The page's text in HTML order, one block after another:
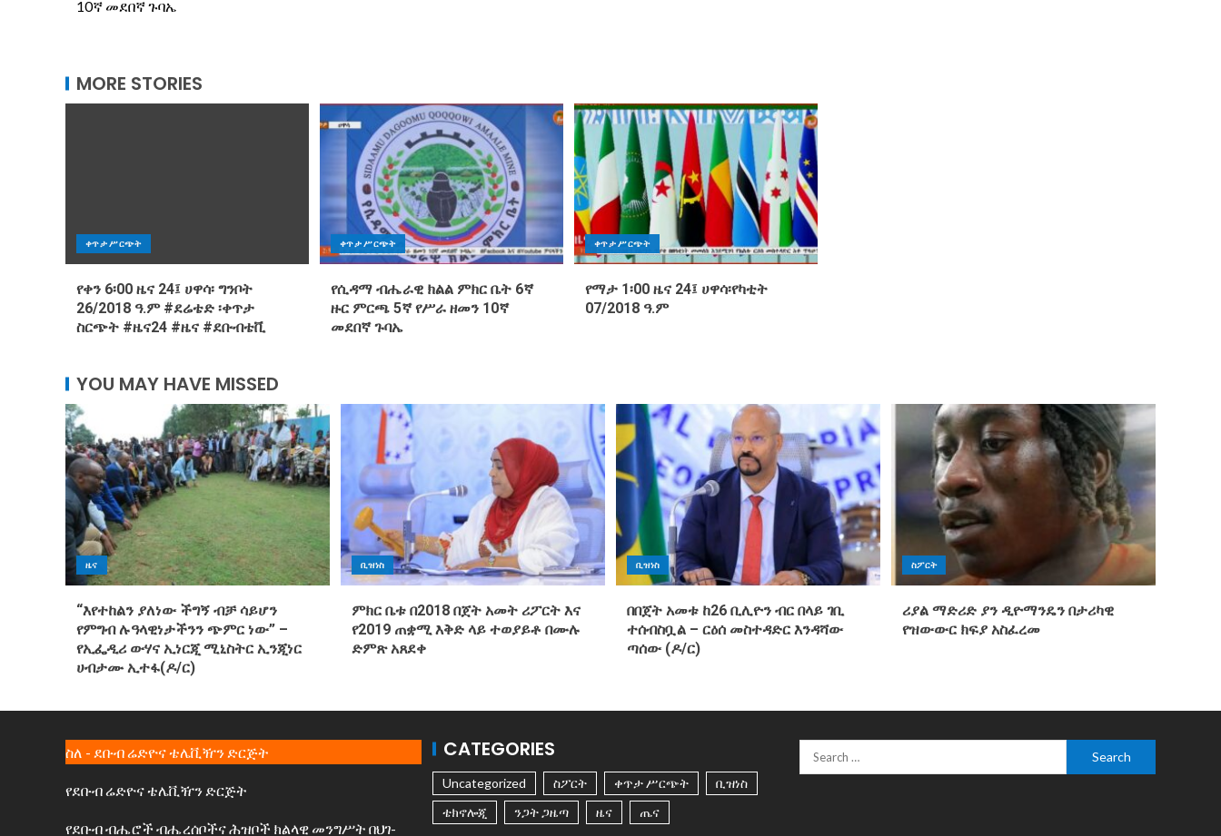
10ኛ መደበኛ ጉባኤ
MORE STORIES
ቀጥታ ሥርጭት
የቀን 6፡00 ዜና 24፤ ሀዋሳ፡ ግንቦት
26/2018 ዓ.ም #ደሬቴድ ፡ቀጥታ
ስርጭት #ዜና24 #ዜና #ደቡብቴቪ
ቀጥታ ሥርጭት
የሲዳማ ብሔራዊ ክልል ምክር ቤት 6ኛ
ዙር ምርጫ 5ኛ የሥራ ዘመን 10ኛ
መደበኛ ጉባኤ
ቀጥታ ሥርጭት
የማታ 1፡00 ዜና 24፤ ሀዋሳ፡የካቲት
07/2018 ዓ.ም
YOU MAY HAVE MISSED
ዜና
“እየተከልን ያለነው ችግኝ ብቻ ሳይሆን
የምግብ ሉዓላዊነታችንን ጭምር ነው” –
የኢፌዲሪ ውሃና ኢነርጂ ሚኒስትር ኢንጂነር
ሀብታሙ ኢተፋ(ዶ/ር)
ቢዝነስ
ምክር ቤቱ በ2018 በጀት አመት ሪፖርት እና
የ2019 ጠቋሚ እቅድ ላይ ተወያይቶ በሙሉ
ድምጽ አጸደቀ
ቢዝነስ
በበጀት አመቱ ከ26 ቢሊዮን ብር በላይ ገቢ
ተሰብስቧል – ርዕሰ መስተዳድር እንዳሻው
ጣሰው (ዶ/ር)
ስፖርት
ሪያል ማድሪድ ያን ዲዮማንዴን በታሪካዊ
የዝውውር ክፍያ አስፈረመ
ስለ - ደቡብ ሬድዮና ቴሌቪዥን ድርጅት
የደቡብ ሬድዮና ቴሌቪዥን ድርጅት
የደቡብ ብሔሮች ብሔረሰቦችና ሕዝቦች ክልላዊ መንግሥት በህገ-
CATEGORIES
Uncategorized ስፖርት ቀጥታ ሥርጭት
ቢዝነስ
ቴክኖሎጂ
ንጋት ጋዜጣ ዜና ጤና